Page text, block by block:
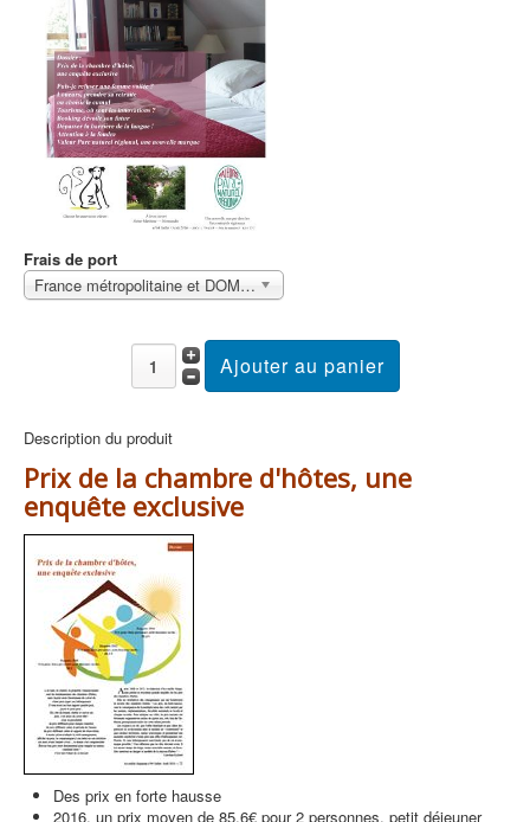
Frais de port
France métropolitaine et DOM Sans surcoût
Description du produit
Prix de la chambre d'hôtes, une
enquête exclusive
Des prix en forte hausse
2016, un prix moyen de 85,6€ pour 2 personnes, petit déjeuner